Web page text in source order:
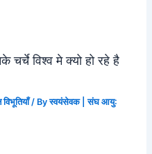
चर्चे विश्व मे क्यो हो रहे है
/ Byस्वयंसेवक | संघ आयु: